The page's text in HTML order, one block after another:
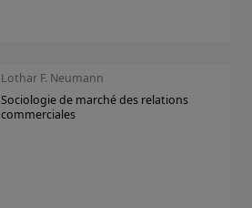
Lothar F. Neumann
Sociologie de marché des relations
commerciales